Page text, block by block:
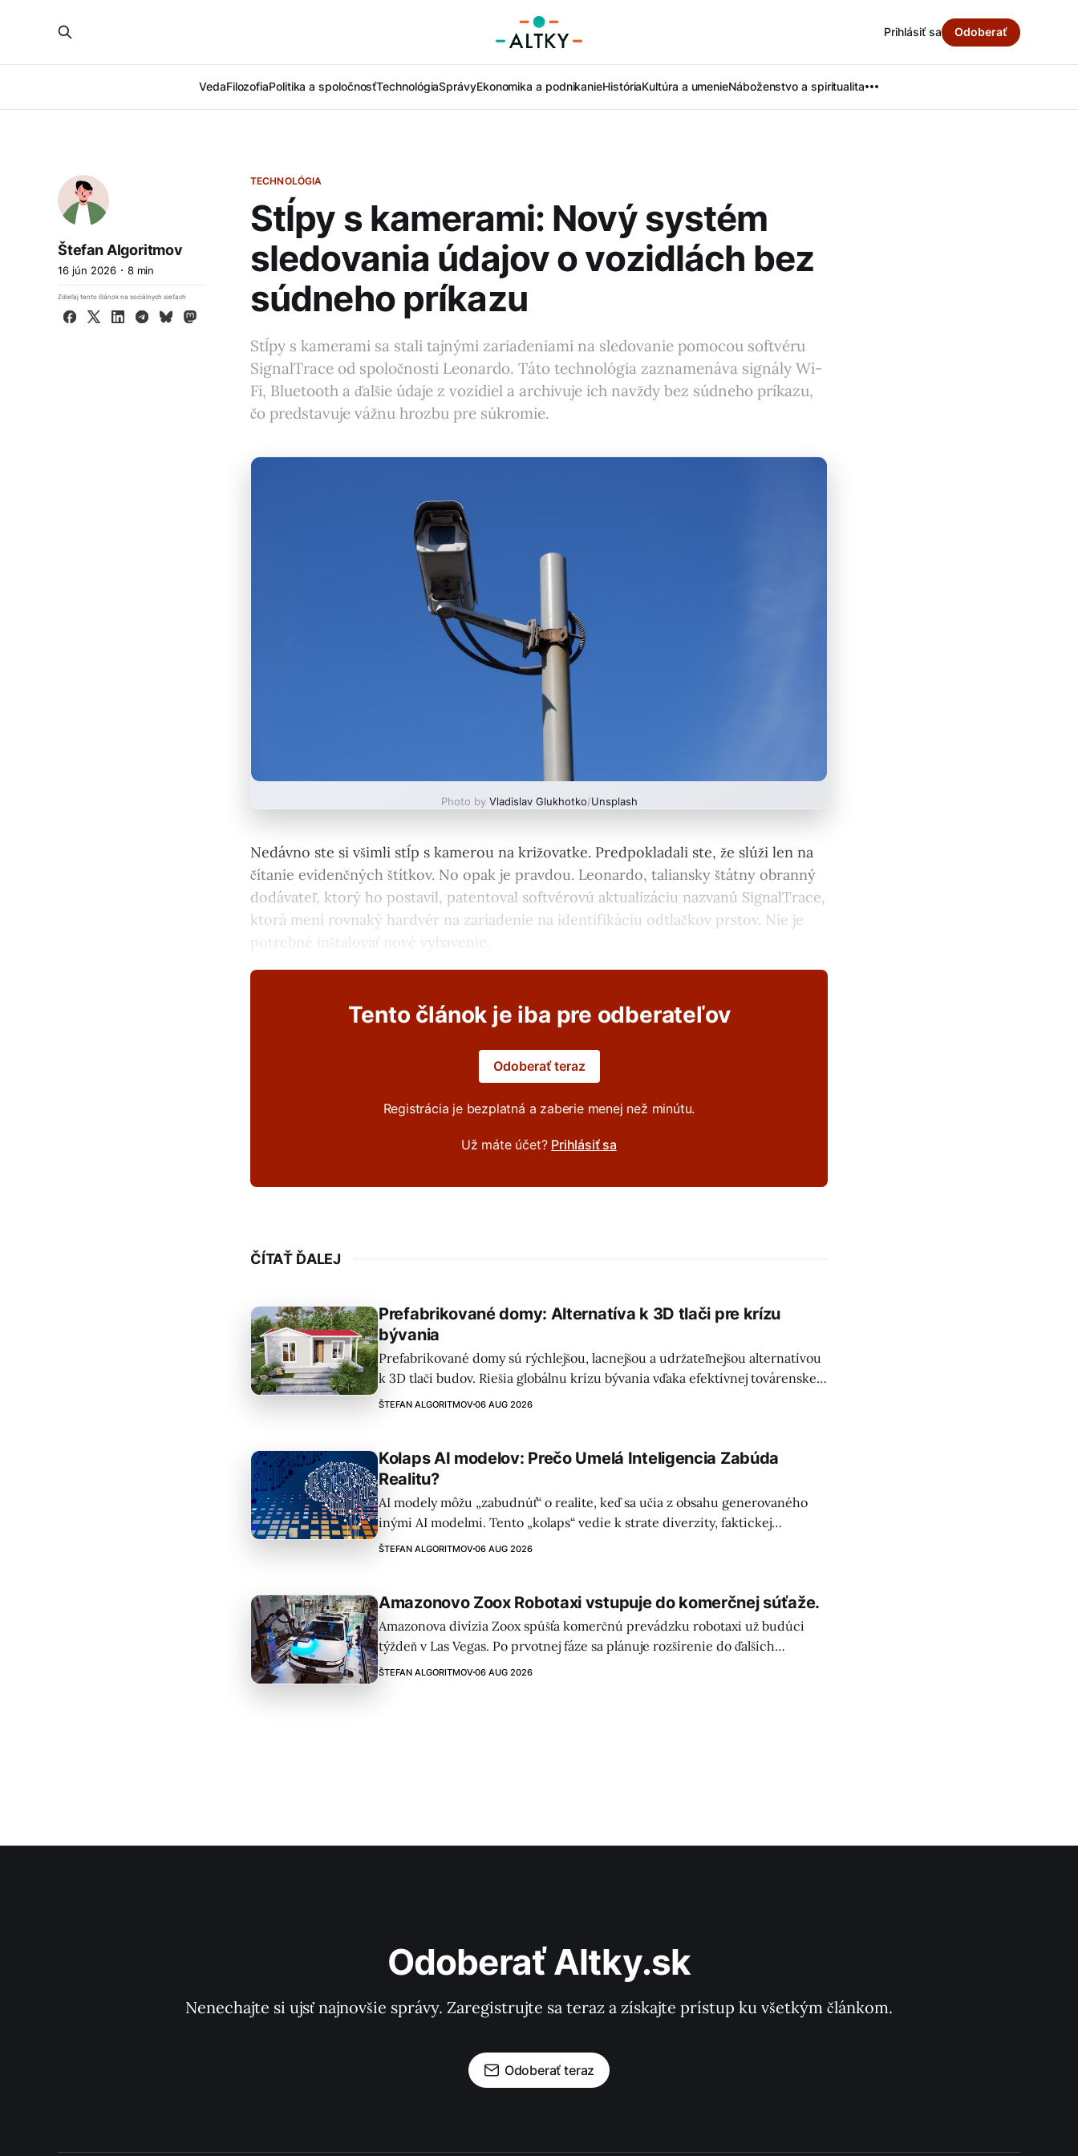
VedaFilozofiaPolitika a spoločnosťTechnológiaSprávyEkonomika a podnikanieHistóriaKultúra a umenieNáboženstvo a spiritualita
Prihlásiť sa Odoberať
TECHNOLÓGIA
Stĺpy s kamerami: Nový systém
sledovania údajov o vozidlách bez
súdneho príkazu
Stĺpy s kamerami sa stali tajnými zariadeniami na sledovanie pomocou softvéru
SignalTrace od spoločnosti Leonardo. Táto technológia zaznamenáva signály Wi-
Fi, Bluetooth a ďalšie údaje z vozidiel a archivuje ich navždy bez súdneho príkazu,
čo predstavuje vážnu hrozbu pre súkromie.
Štefan Algoritmov
16 jún 2026 8 min
Zdieľaj tento článok na sociálnych sieťach
Facebook
X LinkedInTelegram
BlueskyMastodon
Photo by Vladislav Glukhotko/Unsplash
Nedávno ste si všimli stĺp s kamerou na križovatke. Predpokladali ste, že slúži len na
čítanie evidenčných štítkov. No opak je pravdou. Leonardo, taliansky štátny obranný
dodávateľ, ktorý ho postavil, patentoval softvérovú aktualizáciu nazvanú SignalTrace,
ktorá mení rovnaký hardvér na zariadenie na identifikáciu odtlačkov prstov. Nie je
potrebné inštalovať nové vybavenie.
Tento článok je iba pre odberateľov
Odoberať teraz
Registrácia je bezplatná a zaberie menej než minútu.
Už máte účet? Prihlásiť sa
ČÍTAŤ ĎALEJ
Prefabrikované domy: Alternatíva k 3D tlači pre krízu
bývania
Prefabrikované domy sú rýchlejšou, lacnejšou a udržateľnejšou alternatívou
k 3D tlači budov. Riešia globálnu krízu bývania vďaka efektívnej továrenskej
výrobe a montáži na mieste.
ŠTEFAN ALGORITMOV06 AUG 2026
Kolaps AI modelov: Prečo Umelá Inteligencia Zabúda
Realitu?
AI modely môžu „zabudnúť“ o realite, keď sa učia z obsahu generovaného
inými AI modelmi. Tento „kolaps“ vedie k strate diverzity, faktickej
spoľahlivosti a môže zosilňovať zaujatosť. Je to vážna výzva pre budúcnosť AI.
ŠTEFAN ALGORITMOV06 AUG 2026
Amazonovo Zoox Robotaxi vstupuje do komerčnej súťaže.
Amazonova divízia Zoox spúšťa komerčnú prevádzku robotaxi už budúci
týždeň v Las Vegas. Po prvotnej fáze sa plánuje rozšírenie do ďalších
amerických miest a regulačné orgány povoľujú nasadenie až 5000 vozidiel.
ŠTEFAN ALGORITMOV06 AUG 2026
Odoberať Altky.sk
Nenechajte si ujsť najnovšie správy. Zaregistrujte sa teraz a získajte prístup ku všetkým článkom.
Odoberať teraz